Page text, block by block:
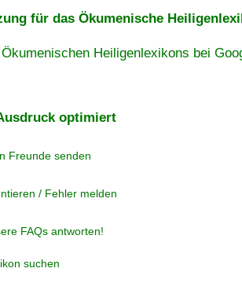
für das Ökumenische
Heiligenlexikons bei
optimiert
Freunde senden
/ Fehler melden
FAQs antworten!
suchen